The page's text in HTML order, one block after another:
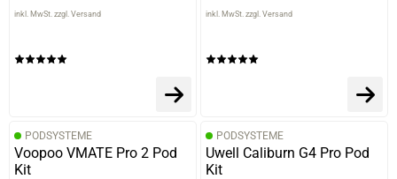
inkl. MwSt. zzgl. Versand inkl. MwSt. zzgl. Versand
PODSYSTEME
Voopoo VMATE Pro 2 Pod
Kit
PODSYSTEME
Uwell Caliburn G4 Pro Pod
Kit